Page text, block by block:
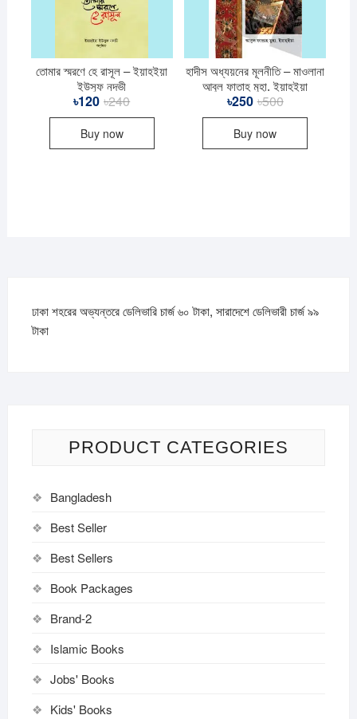
তোমার স্মরণে হে রাসূল – ইয়াহইয়া
ইউসুফ নদভী
৳240Original
was:
৳120 Current
is:
Buy now
হাদীস অধ্যয়নের মূলনীতি – মাওলানা
আবুল ফাতাহ মুহা. ইয়াহ্ইয়া
৳500Original
was:
৳250 Current
is:
Buy now
ঢাকা শহরের অভ্যন্তরে ডেলিভারি চার্জ ৬০ টাকা, সারাদেশে ডেলিভারী চার্জ ৯৯
টাকা
PRODUCT CATEGORIES
Bangladesh
Best Seller
Best Sellers
Book Packages
Brand-2
Islamic Books
Jobs' Books
Kids' Books